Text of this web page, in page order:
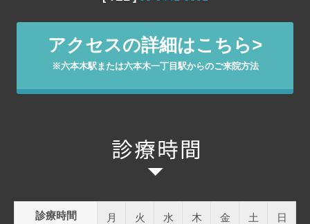
アクセスの詳細はこちら>
※六本木駅または六本木一丁目駅からのご来院方法
診療時間 月 火 水 木 金 土 日